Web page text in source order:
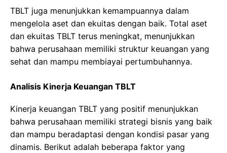
TBLT juga menunjukkan kemampuannya dalam
mengelola aset dan ekuitas dengan baik. Total aset
dan ekuitas TBLT terus meningkat, menunjukkan
bahwa perusahaan memiliki struktur keuangan yang
sehat dan mampu membiayai pertumbuhannya.
Analisis Kinerja Keuangan TBLT
Kinerja keuangan TBLT yang positif menunjukkan
bahwa perusahaan memiliki strategi bisnis yang baik
dan mampu beradaptasi dengan kondisi pasar yang
dinamis. Berikut adalah beberapa faktor yang